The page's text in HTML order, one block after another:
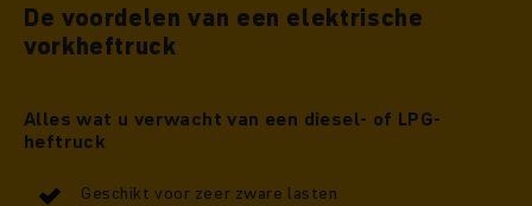
De voordelen van een elektrische
vorkheftruck
Alles wat u verwacht van een diesel- of LPG-
heftruck
Geschikt voor zeer zware lasten